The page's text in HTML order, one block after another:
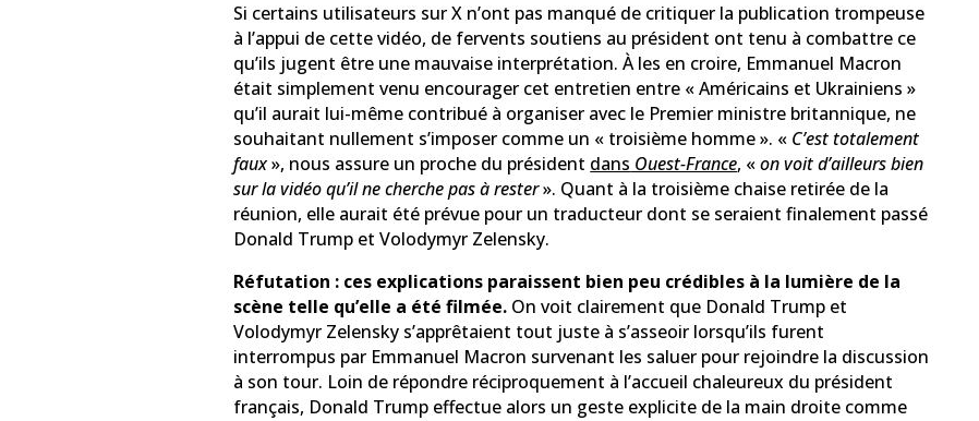
Si certains utilisateurs sur X n’ont pas manqué de critiquer la publication trompeuse
à l’appui de cette vidéo, de fervents soutiens au président ont tenu à combattre ce
qu’ils jugent être une mauvaise interprétation. À les en croire, Emmanuel Macron
était simplement venu encourager cet entretien entre « Américains et Ukrainiens »
qu’il aurait lui-même contribué à organiser avec le Premier ministre britannique, ne
souhaitant nullement s’imposer comme un « troisième homme ». « C’est totalement
faux», nous assure un proche du président dans Ouest-France, «on voit d’ailleurs bien
sur la vidéo qu’il ne cherche pas à rester». Quant à la troisième chaise retirée de la
réunion, elle aurait été prévue pour un traducteur dont se seraient finalement passé
Donald Trump et Volodymyr Zelensky.
Réfutation : ces explications paraissent bien peu crédibles à la lumière de la
scène telle qu’elle a été filmée. On voit clairement que Donald Trump et
Volodymyr Zelensky s’apprêtaient tout juste à s’asseoir lorsqu’ils furent
interrompus par Emmanuel Macron survenant les saluer pour rejoindre la discussion
à son tour. Loin de répondre réciproquement à l’accueil chaleureux du président
français, Donald Trump effectue alors un geste explicite de la main droite comme